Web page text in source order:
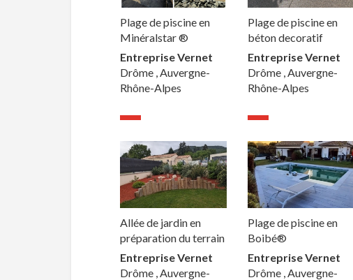
Plage de piscine en
Minéralstar ®
Entreprise Vernet
Drôme , Auvergne-
Rhône-Alpes
Plage de piscine en
béton decoratif
Entreprise Vernet
Drôme , Auvergne-
Rhône-Alpes
Allée de jardin en
préparation du terrain
Entreprise Vernet
Drôme , Auvergne-
Plage de piscine en
Boibé®
Entreprise Vernet
Drôme , Auvergne-